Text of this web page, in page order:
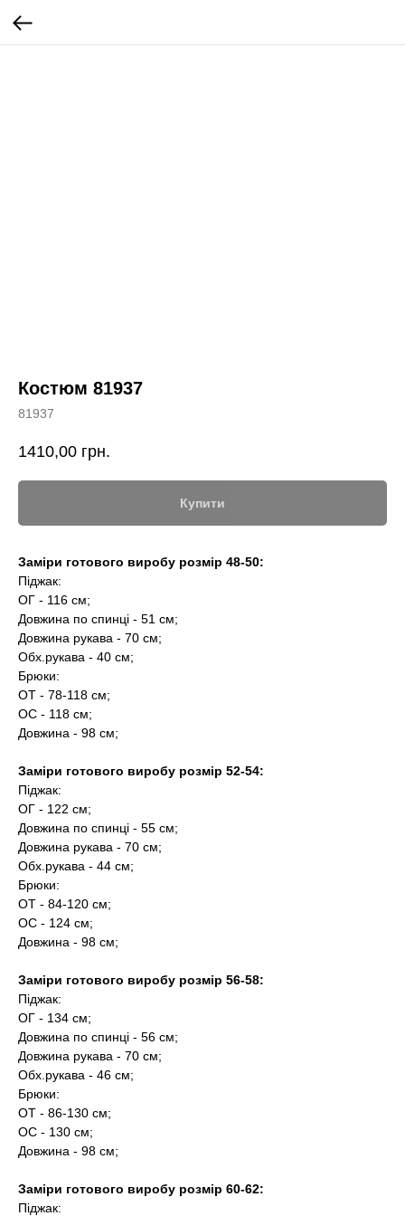
Костюм 81937
81937
1410,00 грн.
Купити
Заміри готового виробу розмір 48-50:
Піджак:
ОГ - 116 см;
Довжина по спинці - 51 см;
Довжина рукава - 70 см;
Обх.рукава - 40 см;
Брюки:
ОТ - 78-118 см;
ОС - 118 см;
Довжина - 98 см;
Заміри готового виробу розмір 52-54:
Піджак:
ОГ - 122 см;
Довжина по спинці - 55 см;
Довжина рукава - 70 см;
Обх.рукава - 44 см;
Брюки:
ОТ - 84-120 см;
ОС - 124 см;
Довжина - 98 см;
Заміри готового виробу розмір 56-58:
Піджак:
ОГ - 134 см;
Довжина по спинці - 56 см;
Довжина рукава - 70 см;
Обх.рукава - 46 см;
Брюки:
ОТ - 86-130 см;
ОС - 130 см;
Довжина - 98 см;
Заміри готового виробу розмір 60-62:
Піджак: